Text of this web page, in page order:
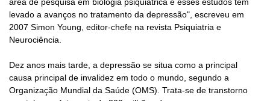
levado a avanços no tratamento da depressão", escreveu em
2007 Simon Young, editor-chefe na revista Psiquiatria e
Neurociência.
Dez anos mais tarde, a depressão se situa como a principal
causa principal de invalidez em todo o mundo, segundo a
Organização Mundial da Saúde (OMS). Trata-se de transtorno